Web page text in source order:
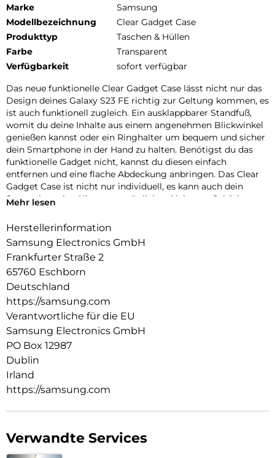
Marke
Samsung
Modellbezeichnung
Clear Gadget Case
Produkttyp
Taschen & Hüllen
Farbe
Transparent
Verfügbarkeit
sofort verfügbar
Das neue funktionelle Clear Gadget Case lässt nicht nur das
Design deines Galaxy S23 FE richtig zur Geltung kommen, es
ist auch funktionell zugleich. Ein ausklappbarer Standfuß,
womit du deine Inhalte aus einem angenehmen Blickwinkel
genießen kannst oder ein Ringhalter um bequem und sicher
dein Smartphone in der Hand zu halten. Benötigst du das
funktionelle Gadget nicht, kannst du diesen einfach
entfernen und eine flache Abdeckung anbringen. Das Clear
Gadget Case ist nicht nur individuell, es kann auch dein
Smartphone im Alltag vor möglichen kleineren Schäden
Mehr lesen
Herstellerinformation
Samsung Electronics GmbH
Frankfurter Straße 2
65760 Eschborn
Deutschland
https://samsung.com
Verantwortliche für die EU
Samsung Electronics GmbH
PO Box 12987
Dublin
Irland
https://samsung.com
Verwandte Services